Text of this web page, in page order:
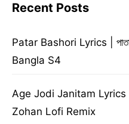
Recent Posts
Patar Bashori Lyrics |
Bangla S4
Age Jodi Janitam Lyrics |
Zohan Lofi Remix